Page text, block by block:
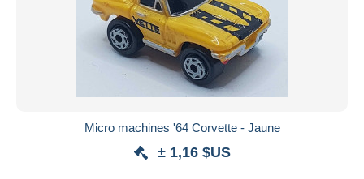
Micro machines '64 Corvette - Jaune
± 1,16 $US